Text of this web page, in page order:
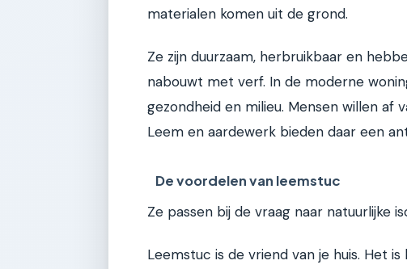
materialen komen uit de grond.
Ze zijn duurzaam, herbruikbaar en
nabouwt met verf. In de moderne
gezondheid en milieu. Mensen willen af
Leem en aardewerk bieden daar een
De voordelen van leemstuc
Ze passen bij de vraag naar natuurlijke
Leemstuc is de vriend van je huis. Het